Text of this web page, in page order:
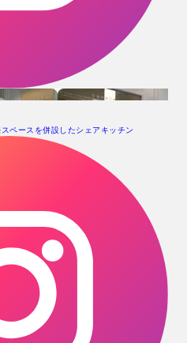
ペースを併設したシェアキッチン